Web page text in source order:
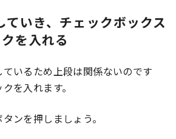
いき、チェックボックス
を入れる
いるため上段は関係ないのです
を入れます。
ンを押しましょう。